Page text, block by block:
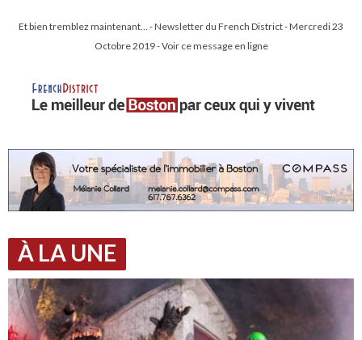
Et bien tremblez maintenant… - Newsletter du French District - Mercredi 23
Octobre 2019 - Voir ce message en ligne
À LA UNE